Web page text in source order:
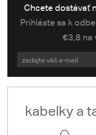
Chcete dostávať
Prihláste sa k
€3,8 na
kabelky a